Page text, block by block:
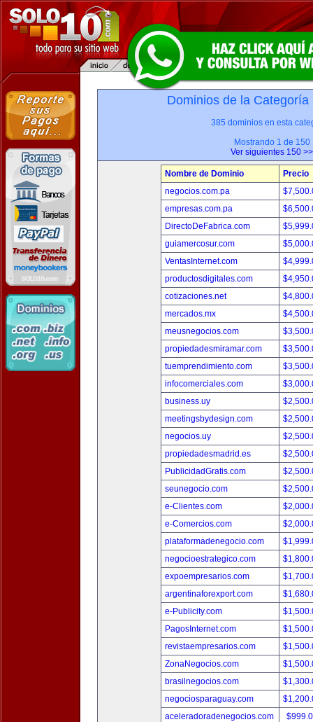
Dominios de la
385 dominios en esta
Mostrando 1 de 150
Ver siguientes 150 >>
Nombre de Dominio
Precio
negocios.com.pa
empresas.com.pa
DirectoDeFabrica.com
guiamercosur.com
VentasInternet.com
productosdigitales.com
cotizaciones.net
mercados.mx
meusnegocios.com
propiedadesmiramar.com
tuemprendimiento.com
infocomerciales.com
business.uy
meetingsbydesign.com
negocios.uy
propiedadesmadrid.es
PublicidadGratis.com
seunegocio.com
e-Clientes.com
e-Comercios.com
plataformadenegocio.com
negocioestrategico.com
expoempresarios.com
argentinaforexport.com
e-Publicity.com
PagosInternet.com
revistaempresarios.com
ZonaNegocios.com
brasilnegocios.com
negociosparaguay.com
aceleradoradenegocios.com